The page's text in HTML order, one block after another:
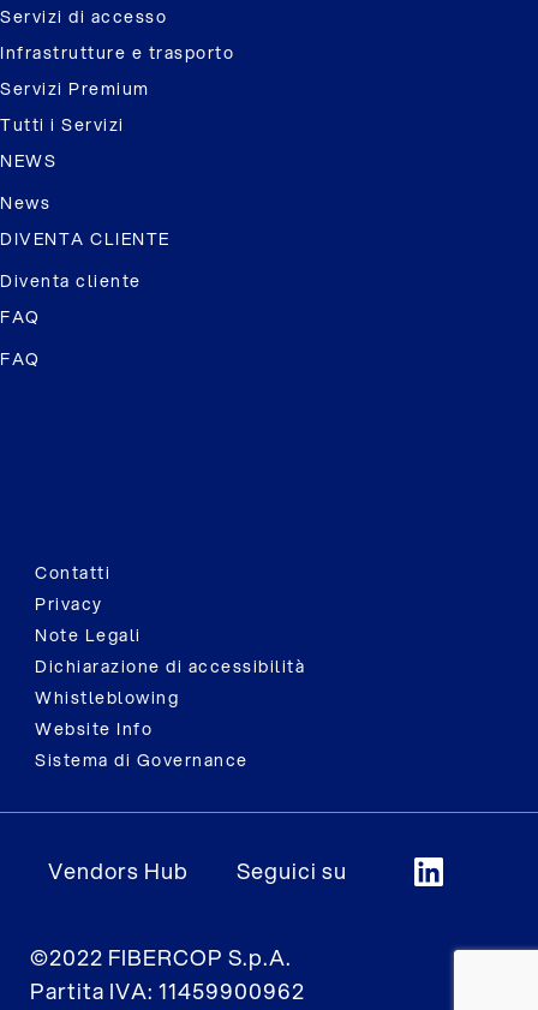
Servizi di accesso
Infrastrutture e trasporto
Servizi Premium
Tutti i Servizi
NEWS
News
DIVENTA CLIENTE
Diventa cliente
FAQ
FAQ
Contatti
Privacy
Note Legali
Dichiarazione di accessibilità
Whistleblowing
Website Info
Sistema di Governance
Vendors Hub Seguici su
©2022 FIBERCOP S.p.A.
Partita IVA: 11459900962